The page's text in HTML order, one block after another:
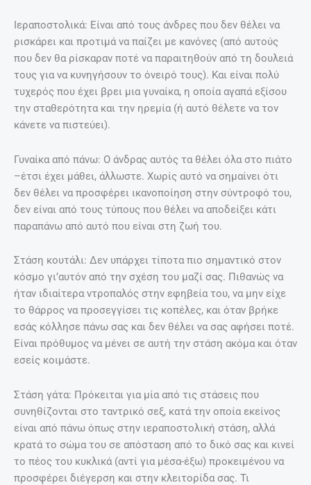
Ιεραποστολικά: Είναι από τους άνδρες που δεν θέλει να
ρισκάρει και προτιμά να παίζει με κανόνες (από αυτούς
που δεν θα ρίσκαραν ποτέ να παραιτηθούν από τη δουλειά
τους για να κυνηγήσουν το όνειρό τους). Και είναι πολύ
τυχερός που έχει βρει μια γυναίκα, η οποία αγαπά εξίσου
την σταθερότητα και την ηρεμία (ή αυτό θέλετε να τον
κάνετε να πιστεύει).
Γυναίκα από πάνω: Ο άνδρας αυτός τα θέλει όλα στο πιάτο
–έτσι έχει μάθει, άλλωστε. Χωρίς αυτό να σημαίνει ότι
δεν θέλει να προσφέρει ικανοποίηση στην σύντροφό του,
δεν είναι από τους τύπους που θέλει να αποδείξει κάτι
παραπάνω από αυτό που είναι στη ζωή του.
Στάση κουτάλι: Δεν υπάρχει τίποτα πιο σημαντικό στον
κόσμο γι’αυτόν από την σχέση του μαζί σας. Πιθανώς να
ήταν ιδιαίτερα ντροπαλός στην εφηβεία του, να μην είχε
το θάρρος να προσεγγίσει τις κοπέλες, και όταν βρήκε
εσάς κόλλησε πάνω σας και δεν θέλει να σας αφήσει ποτέ.
Είναι πρόθυμος να μένει σε αυτή την στάση ακόμα και όταν
εσείς κοιμάστε.
Στάση γάτα: Πρόκειται για μία από τις στάσεις που
συνηθίζονται στο ταντρικό σεξ, κατά την οποία εκείνος
είναι από πάνω όπως στην ιεραποστολική στάση, αλλά
κρατά το σώμα του σε απόσταση από το δικό σας και κινεί
το πέος του κυκλικά (αντί για μέσα-έξω) προκειμένου να
προσφέρει διέγερση και στην κλειτορίδα σας. Τι